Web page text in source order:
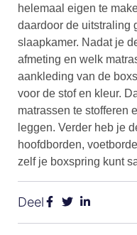
helemaal eigen te
daardoor de uitstraling
slaapkamer. Nadat je
afmeting en welk
aankleding van de
voor de stof en kleur.
matrassen te stofferen
leggen. Verder heb je
hoofdborden,
zelf je boxspring kunt
Deel